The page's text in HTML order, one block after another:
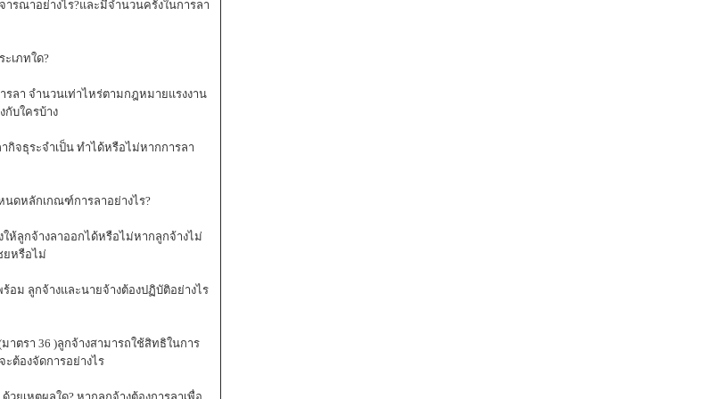
รณาอย่างไร?และมีจำนวนครั้งในการลา
เภทใด?
รลา จำนวนเท่าไหร่ตามกฎหมายแรงงาน
กับใครบ้าง
กิจธุระจำเป็น ทำได้หรือไม่หากการลา
นดหลักเกณฑ์การลาอย่างไร?
ห้ลูกจ้างลาออกได้หรือไม่หากลูกจ้างไม่
ยหรือไม่
อม ลูกจ้างและนายจ้างต้องปฏิบัติอย่างไร
ตรา 36 )ลูกจ้างสามารถใช้สิทธิในการ
ะต้องจัดการอย่างไร